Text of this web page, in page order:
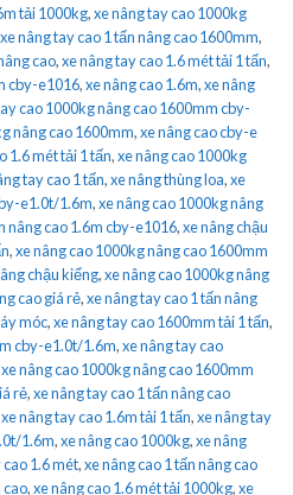
tải 1000kg,xe nâng tay cao 1000kg
xe nâng tay cao 1 tấn nâng cao 1600mm,
cao,xe nâng tay cao 1.6 mét tải 1 tấn,
cby-e1016,xe nâng cao 1.6m,xe nâng
cao 1000kg nâng cao 1600mm cby-
nâng cao 1600mm,xe nâng cao cby-e
1.6 mét tải 1 tấn,xe nâng cao 1000kg
tay cao 1 tấn,xe nâng thùng loa,xe
e1.0t/1.6m,xe nâng cao 1000kg nâng
nâng cao 1.6m cby-e1016,xe nâng chậu
,xe nâng cao 1000kg nâng cao 1600mm
chậu kiểng,xe nâng cao 1000kg nâng
cao giá rẻ,xe nâng tay cao 1 tấn nâng
móc,xe nâng tay cao 1600mm tải 1 tấn,
cby-e1.0t/1.6m,xe nâng tay cao
xe nâng cao 1000kg nâng cao 1600mm
rẻ,xe nâng tay cao 1 tấn nâng cao
xe nâng tay cao 1.6m tải 1 tấn,xe nâng tay
1.6m,xe nâng cao 1000kg,xe nâng
1.6 mét,xe nâng cao 1 tấn nâng cao
cao,xe nâng cao 1.6 mét tải 1000kg,xe